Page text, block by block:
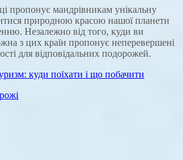
пропонує мандрівникам унікальну
природною красою нашої планети
Незалежно від того, куди ви
з цих країн пропонує неперевершені
для відповідальних подорожей.
куди поїхати і що побачити